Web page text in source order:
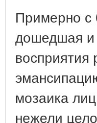
Примерно с
дошедшая и
восприятия
мозаика
нежели